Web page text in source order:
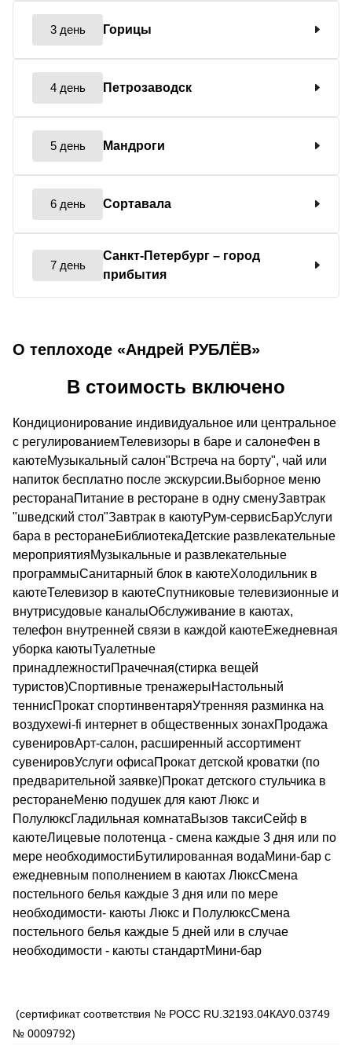
3 день Горицы
4 день Петрозаводск
5 день Мандроги
6 день Сортавала
7 день
Санкт-Петербург – город
прибытия
О теплоходе «Андрей РУБЛЁВ»
(сертификат соответствия № РОСС RU.З2193.04КАУ0.03749
№ 0009792)
В стоимость включено
Кондиционирование индивидуальное или центральное
с регулированиемТелевизоры в баре и салонеФен в
каютеМузыкальный салон"Встреча на борту", чай или
напиток бесплатно после экскурсии.Выборное меню
ресторанаПитание в ресторане в одну сменуЗавтрак
"шведский стол"Завтрак в каютуРум-сервисБарУслуги
бара в ресторанеБиблиотекаДетские развлекательные
мероприятияМузыкальные и развлекательные
программыСанитарный блок в каютеХолодильник в
каютеТелевизор в каютеСпутниковые телевизионные и
внутрисудовые каналыОбслуживание в каютах,
телефон внутренней связи в каждой каютеЕжедневная
уборка каютыТуалетные
принадлежностиПрачечная(стирка вещей
туристов)Спортивные тренажерыНастольный
теннисПрокат спортинвентаряУтренняя разминка на
воздухеwi-fi интернет в общественных зонахПродажа
сувенировАрт-салон, расширенный ассортимент
сувенировУслуги офисаПрокат детской кроватки (по
предварительной заявке)Прокат детского стульчика в
ресторанеМеню подушек для кают Люкс и
ПолулюксГладильная комнатаВызов таксиСейф в
каютеЛицевые полотенца - смена каждые 3 дня или по
мере необходимостиБутилированная водаМини-бар с
ежедневным пополнением в каютах ЛюксСмена
постельного белья каждые 3 дня или по мере
необходимости- каюты Люкс и ПолулюксСмена
постельного белья каждые 5 дней или в случае
необходимости - каюты стандартМини-бар